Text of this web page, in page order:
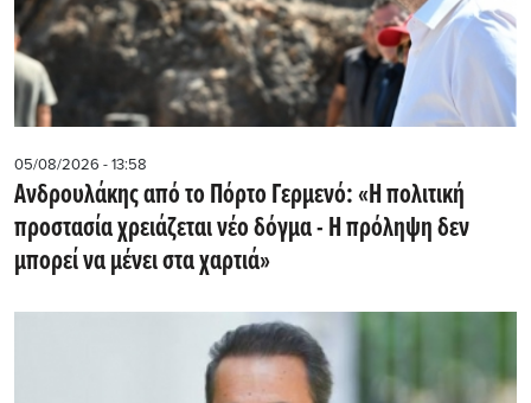
05/08/2026 - 13:58
Ανδρουλάκης από το Πόρτο Γερμενό: «Η πολιτική
προστασία χρειάζεται νέο δόγμα - Η πρόληψη δεν
μπορεί να μένει στα χαρτιά»